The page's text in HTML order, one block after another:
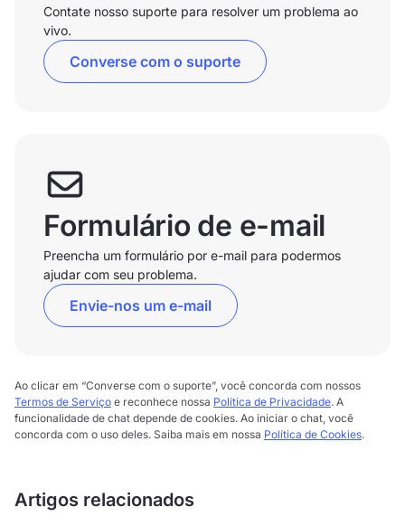
Contate nosso suporte para resolver um problema ao
vivo.
Converse com o suporte
Formulário de e-mail
Preencha um formulário por e-mail para podermos
ajudar com seu problema.
Envie-nos um e-mail
Ao clicar em “Converse com o suporte”, você concorda com nossos
Termos de Serviço e reconhece nossa Política de Privacidade. A
funcionalidade de chat depende de cookies. Ao iniciar o chat, você
concorda com o uso deles. Saiba mais em nossa Política de Cookies.
Artigos relacionados